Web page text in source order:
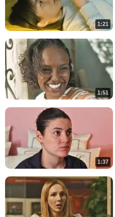
1:21
1:51
1:37